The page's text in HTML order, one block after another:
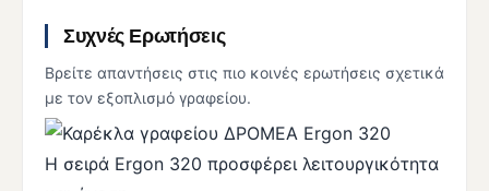
Συχνές Ερωτήσεις
Βρείτε απαντήσεις στις πιο κοινές ερωτήσεις σχετικά
με τον εξοπλισμό γραφείου.
Η σειρά Ergon 320 προσφέρει λειτουργικότητα